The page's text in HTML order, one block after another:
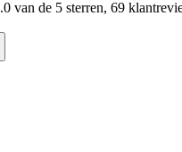
van de 5 sterren, 69